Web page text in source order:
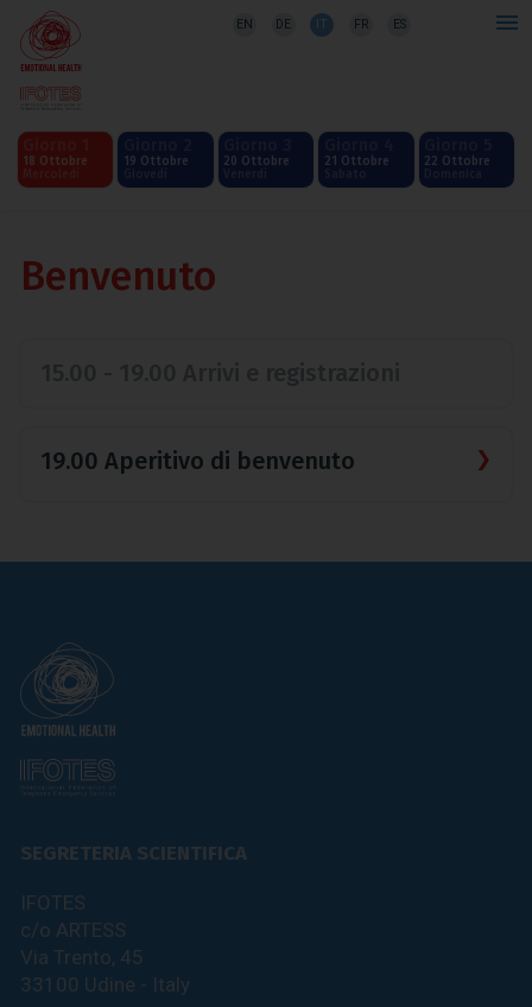
EN DE IT FR ES
18 Ottobre
19 Ottobre
20 Ottobre
21 Ottobre
22 Ottobre
Benvenuto
19.00 Aperitivo di benvenuto
EVENTO SOCIO CULTURALE
READ MORE
SEGRETERIA SCIENTIFICA
IFOTES
c/o ARTESS
Via Trento, 45
33100 Udine - Italy